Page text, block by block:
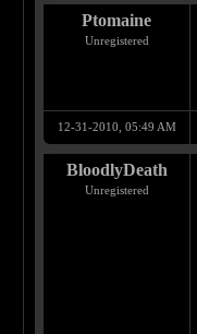
Ptomaine
Unregistered
12-31-2010, 05:49 AM
BloodlyDeath
Unregistered